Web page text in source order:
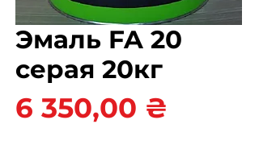
Эмаль FA 20
серая 20кг
6 350,00 ₴